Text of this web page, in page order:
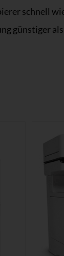
schnell
günstiger